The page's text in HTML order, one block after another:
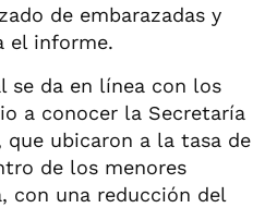
de embarazadas y
el informe.
se da en línea con los
a conocer la Secretaría
que ubicaron a la tasa de
de los menores
con una reducción del